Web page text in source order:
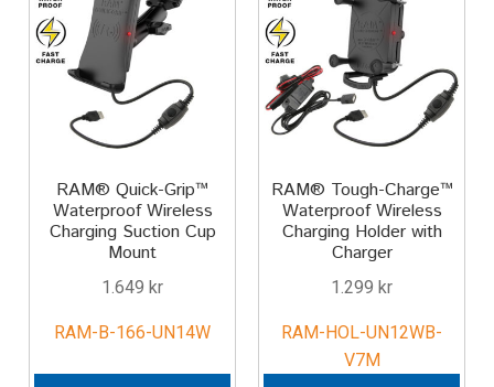
Power-Grip
Quick-Grip
RAM X-Grip
Produkter efter livsstil/aktivitet
FORDONSTYP
RAM® Quick-Grip™
Waterproof Wireless
Charging Suction Cup
Mount
1.649 kr
RAM-B-166-UN14W
RAM® Tough-Charge™
Waterproof Wireless
Charging Holder with
Charger
1.299 kr
RAM-HOL-UN12WB-
V7M